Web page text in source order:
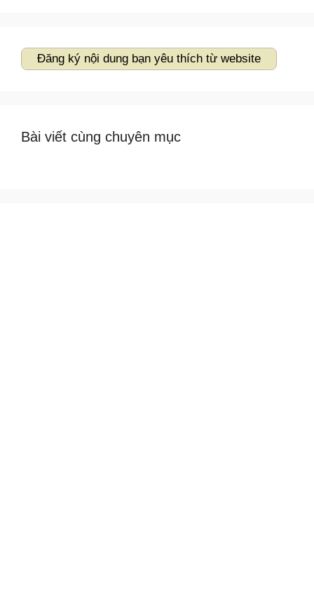
Đăng ký nội dung bạn yêu thích từ website
Bài viết cùng chuyên mục